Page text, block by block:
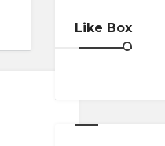
Like Box